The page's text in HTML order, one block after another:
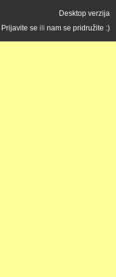
Desktop verzija
Prijavite se ili nam se pridružite :)